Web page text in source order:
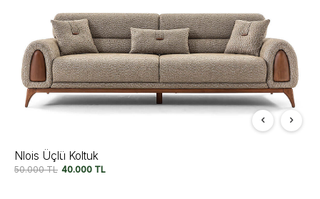
Nlois Üçlü Koltuk
50.000TL 40.000 TL